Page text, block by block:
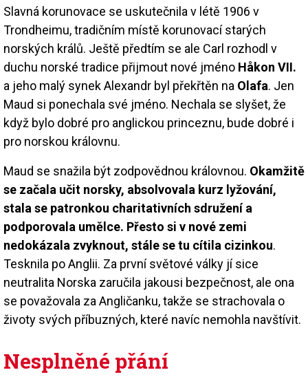
Slavná korunovace se uskutečnila v létě 1906 v
Trondheimu, tradičním místě korunovací starých
norských králů. Ještě předtím se ale Carl rozhodl v
duchu norské tradice přijmout nové jméno Håkon VII.
a jeho malý synek Alexandr byl překřtěn na Olafa. Jen
Maud si ponechala své jméno. Nechala se slyšet, že
když bylo dobré pro anglickou princeznu, bude dobré i
pro norskou královnu.
Maud se snažila být zodpovědnou královnou. Okamžitě
se začala učit norsky, absolvovala kurz lyžování,
stala se patronkou charitativních sdružení a
podporovala umělce. Přesto si v nové zemi
nedokázala zvyknout, stále se tu cítila cizinkou.
Tesknila po Anglii. Za první světové války jí sice
neutralita Norska zaručila jakousi bezpečnost, ale ona
se považovala za Angličanku, takže se strachovala o
životy svých příbuzných, které navíc nemohla navštívit.
Nesplněné přání